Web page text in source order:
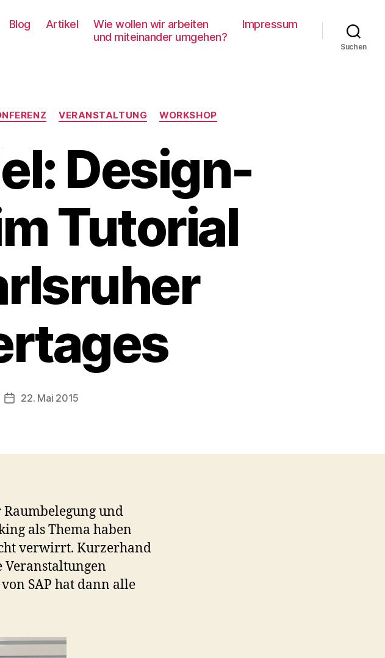
Blog Artikel
Wie wollen wir arbeiten
und miteinander umgehen?
Impressum
Suchen
VERANSTALTUNG WORKSHOP
Design-
Tutorial
Beitragsdatum
22. Mai 2015
und
als Thema haben
verwirrt. Kurzerhand
Veranstaltungen
SAP hat dann alle